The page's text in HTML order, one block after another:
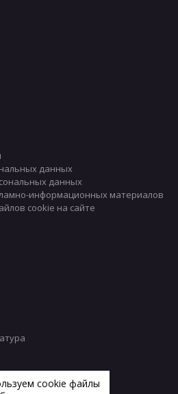
данных
данных
информационных материалов
cookie на сайте
cookie файлы